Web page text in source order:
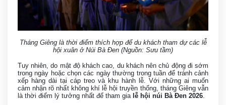
Tháng Giêng là thời điểm thích hợp để du khách tham dự các lễ
hội xuân ở Núi Bà Đen (Nguồn: Sưu tầm)
Tuy nhiên, do mật độ khách cao, du khách nên chủ động đi sớm
trong ngày hoặc chọn các ngày thường trong tuần để tránh cảnh
xếp hàng dài tại cáp treo và khu hành lễ. Với những ai muốn
cảm nhận rõ nhất không khí lễ hội truyền thống, tháng Giêng vẫn
là thời điểm lý tưởng nhất để tham gia lễ hội núi Bà Đen 2026